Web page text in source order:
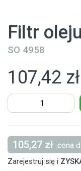
Filtr
SO 4958
107,42 zł
105,27 zł cena
Zarejestruj się i